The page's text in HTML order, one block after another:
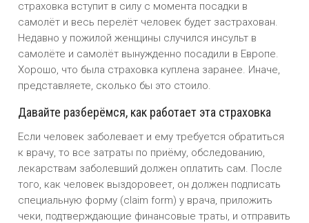
страховка вступит в силу с момента посадки в
самолёт и весь перелёт человек будет застрахован.
Недавно у пожилой женщины случился инсульт в
самолёте и самолёт вынужденно посадили в Европе.
Хорошо, что была страховка куплена заранее. Иначе,
представляете, сколько бы это стоило.
Давайте разберёмся, как работает эта страховка
Если человек заболевает и ему требуется обратиться
к врачу, то все затраты по приёму, обследованию,
лекарствам заболевший должен оплатить сам. После
того, как человек выздоровеет, он должен подписать
специальную форму (claim form) у врача, приложить
чеки, подтверждающие финансовые траты, и отправить